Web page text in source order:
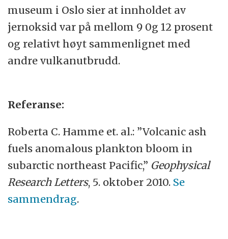
museum i Oslo sier at innholdet av
jernoksid var på mellom 9 0g 12 prosent
og relativt høyt sammenlignet med
andre vulkanutbrudd.
Referanse:
Roberta C. Hamme et. al.: ”Volcanic ash
fuels anomalous plankton bloom in
subarctic northeast Pacific,” Geophysical
Research Letters, 5. oktober 2010. Se
sammendrag.